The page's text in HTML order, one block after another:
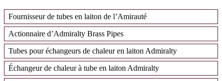
Fournisseur de tubes en laiton de l’Amirauté
Actionnaire d’Admiralty Brass Pipes
Tubes pour échangeurs de chaleur en laiton Admiralty
Échangeur de chaleur à tube en laiton Admiralty